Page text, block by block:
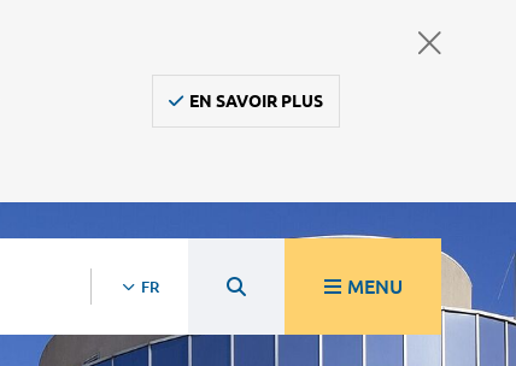
EN SAVOIR PLUS
FR MENU